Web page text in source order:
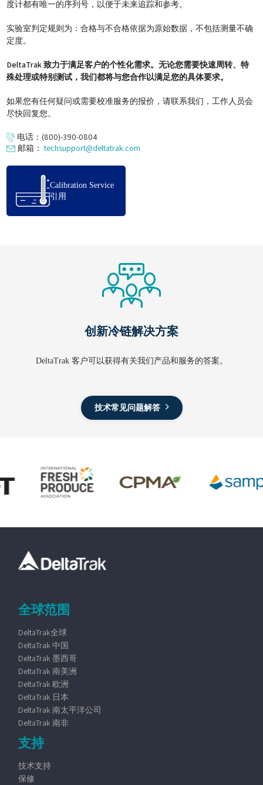
度计都有唯一的序列号，以便于未来追踪和参考。
实验室判定规则为：合格与不合格依据为原始数据，不包括测量不确
定度。
DeltaTrak 致力于满足客户的个性化需求。无论您需要快速周转、特
殊处理或特别测试，我们都将与您合作以满足您的具体要求。
如果您有任何疑问或需要校准服务的报价，请联系我们，工作人员会
尽快回复您。
电话：(800)-390-0804
邮箱：techsupport@deltatrak.com
Calibration Service
引用
创新冷链解决方案
DeltaTrak 客户可以获得有关我们产品和服务的答案。
技术常见问题解答
全球范围
DeltaTrak全球
DeltaTrak 中国
DeltaTrak 墨西哥
DeltaTrak 南美洲
DeltaTrak 欧洲
DeltaTrak 日本
DeltaTrak 南太平洋公司
DeltaTrak 南非
支持
技术支持
保修